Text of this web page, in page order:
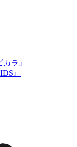
ラ』
』